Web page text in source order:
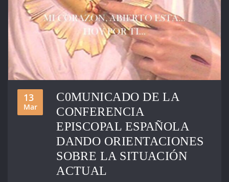
13
Mar
C0MUNICADO DE LA
CONFERENCIA
EPISCOPAL ESPAÑOLA
DANDO ORIENTACIONES
SOBRE LA SITUACIÓN
ACTUAL